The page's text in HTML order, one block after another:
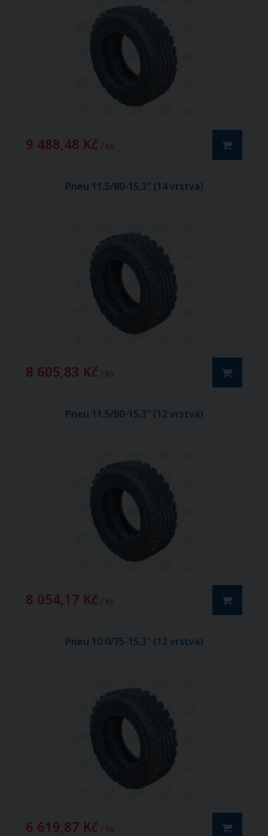
9 488,48 Kč / ks
Pneu 11.5/80-15,3" (14 vrstvá)
8 605,83 Kč / ks
Pneu 11.5/80-15,3" (12 vrstvá)
8 054,17 Kč / ks
Pneu 10.0/75-15,3" (12 vrstvá)
6 619,87 Kč / ks